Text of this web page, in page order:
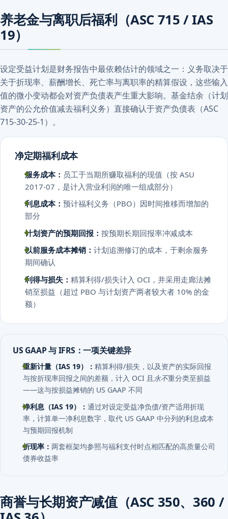
养老金与离职后福利（ASC 715 / IAS
19）
设定受益计划是财务报告中最依赖估计的领域之一：义务取决于
关于折现率、薪酬增长、死亡率与离职率的精算假设，这些输入
值的微小变动都会对资产负债表产生重大影响。基金结余（计划
资产的公允价值减去福利义务）直接确认于资产负债表（ASC
715-30-25-1）。
净定期福利成本
服务成本： 员工于当期所赚取福利的现值（按 ASU
2017-07，是计入营业利润的唯一组成部分）
利息成本： 预计福利义务（PBO）因时间推移而增加的
部分
计划资产的预期回报： 按预期长期回报率冲减成本
以前服务成本摊销： 计划追溯修订的成本，于剩余服务
期间确认
利得与损失： 精算利得/损失计入 OCI，并采用走廊法摊
销至损益（超过 PBO 与计划资产两者较大者 10% 的金
额）
US GAAP 与 IFRS：一项关键差异
重新计量（IAS 19）： 精算利得/损失，以及资产的实际回报
与按折现率回报之间的差额，计入 OCI 且 永不重分类至损益
——这与按损益摊销的 US GAAP 不同
净利息（IAS 19）： 通过对设定受益净负债/资产适用折现
率，计算单一净利息数字，取代 US GAAP 中分列的利息成本
与预期回报机制
折现率： 两套框架均参照与福利支付时点相匹配的高质量公司
债券收益率
商誉与长期资产减值（ASC 350、360 /
IAS 36）